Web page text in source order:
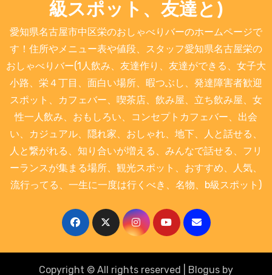
級スポット、友達と)
愛知県名古屋市中区栄のおしゃべりバーのホームページで
す！住所やメニュー表や値段、スタッフ愛知県名古屋栄の
おしゃべりバー(1人飲み、友達作り、友達ができる、女子大
小路、栄４丁目、面白い場所、暇つぶし、発達障害者歓迎
スポット、カフェバー、喫茶店、飲み屋、立ち飲み屋、女
性一人飲み、おもしろい、コンセプトカフェバー、出会
い、カジュアル、隠れ家、おしゃれ、地下、人と話せる、
人と繋がれる、知り合いが増える、みんなで話せる、フリ
ーランスが集まる場所、観光スポット、おすすめ、人気、
流行ってる、一生に一度は行くべき、名物、b級スポット)
Copyright © All rights reserved Blogus by